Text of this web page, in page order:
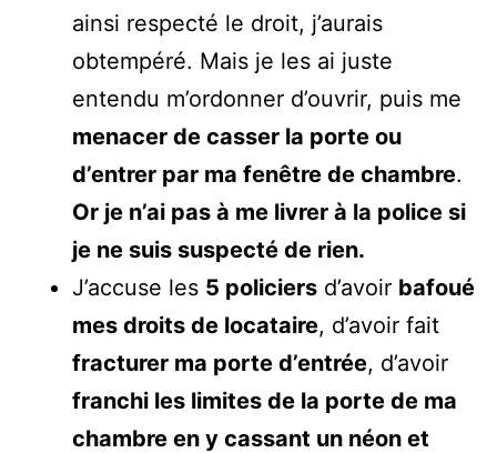
ainsi respecté le droit, j’aurais
obtempéré. Mais je les ai juste
entendu m’ordonner d’ouvrir, puis me
menacer de casser la porte ou
d’entrer par ma fenêtre de chambre.
Or je n’ai pas à me livrer à la police si
je ne suis suspecté de rien.
J’accuse les 5 policiers d’avoir bafoué
mes droits de locataire, d’avoir fait
fracturer ma porte d’entrée, d’avoir
franchi les limites de la porte de ma
chambre en y cassant un néon et